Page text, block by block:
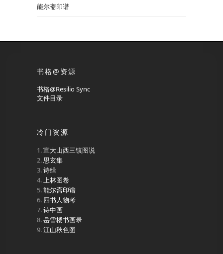
能尔斋印谱
书格@资源
书格@Resilio Sync
文件目录
冷门资源
宣大山西三镇图说
思玄集
诗缉
上林图卷
能尔斋印谱
四书人物考
诗中画
岳雪楼书画录
江山秋色图